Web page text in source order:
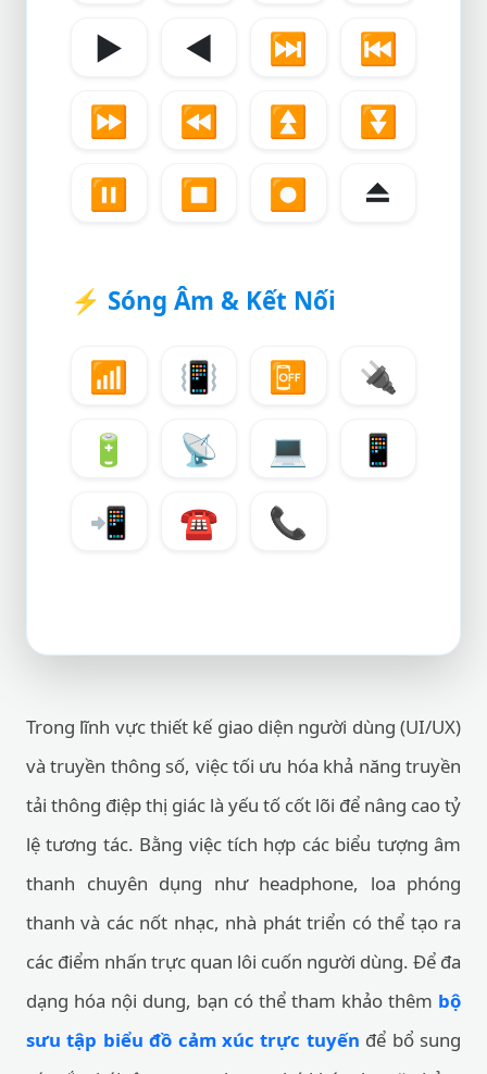
▶️
◀️ ⏭️
⏮️
⏩
⏪ ⏫
⏬
⏸️
⏹️ ⏺️ ⏏️
⚡ Sóng Âm & Kết Nối
📶 📳 📴
🔌
🔋
📡 💻
📱
📲
☎️ 📞
Trong lĩnh vực thiết kế giao diện người dùng (UI/UX)
và truyền thông số, việc tối ưu hóa khả năng truyền
tải thông điệp thị giác là yếu tố cốt lõi để nâng cao tỷ
lệ tương tác. Bằng việc tích hợp các biểu tượng âm
thanh chuyên dụng như headphone, loa phóng
thanh và các nốt nhạc, nhà phát triển có thể tạo ra
các điểm nhấn trực quan lôi cuốn người dùng. Để đa
dạng hóa nội dung, bạn có thể tham khảo thêm bộ
sưu tập biểu đồ cảm xúc trực tuyến để bổ sung